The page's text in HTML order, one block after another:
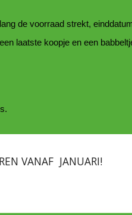
de voorraad strekt,
laatste koopje en een
VANAF JANUARI!